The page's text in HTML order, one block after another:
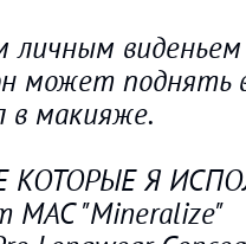
личным
может поднять
в макияже.
КОТОРЫЕ Я
MAC "Mineralize"